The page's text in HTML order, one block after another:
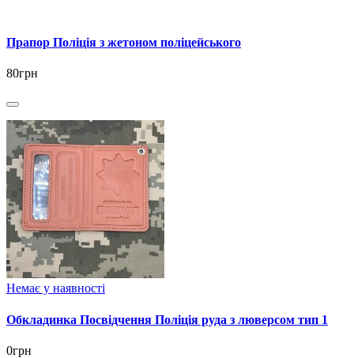
Прапор Поліція з жетоном поліцейського
80грн
Немає у наявності
Обкладинка Посвідчення Поліція руда з люверсом тип 1
0грн